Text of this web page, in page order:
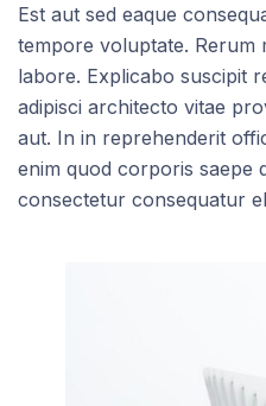
Est aut sed eaque
tempore voluptate. Rerum
labore. Explicabo suscipit
adipisci architecto vitae
aut. In in reprehenderit
enim quod corporis saepe
consectetur consequatur